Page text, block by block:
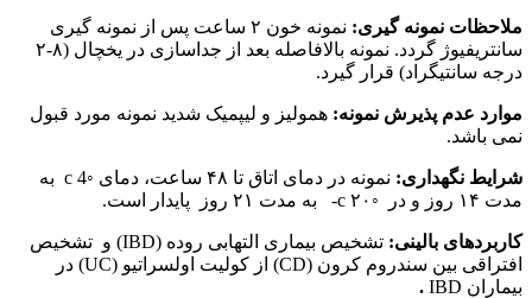
ملاحظات نمونه گیری:
نمونه خون ۲ ساعت پس از نمونه گیری
سانتریفیوژ گردد. نمونه بالافاصله بعد از جداسازی در یخچال (۸-۲
درجه سانتیگراد) قرار گیرد.
موارد عدم پذیرش نمونه: همولیز و لیپمیک شدید نمونه مورد قبول
نمی باشد.
شرایط نگهداری:
نمونه در دمای اتاق تا ۴۸ ساعت، دمای ◦c 4 به
مدت ۱۴ روز و در ◦c ۲۰- به مدت ۲۱ روز پایدار است.
کاربردهای بالینی:
تشخیص بیماری التهابی روده (IBD) و تشخیص
افتراقی بین سندروم کرون (CD) از کولیت اولسراتیو (UC) در
بیماران IBD
.